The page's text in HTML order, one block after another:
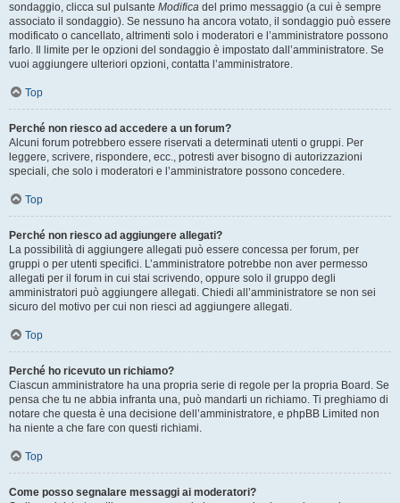
sondaggio, clicca sul pulsante Modifica del primo messaggio (a cui è sempre
associato il sondaggio). Se nessuno ha ancora votato, il sondaggio può essere
modificato o cancellato, altrimenti solo i moderatori e l’amministratore possono
farlo. Il limite per le opzioni del sondaggio è impostato dall’amministratore. Se
vuoi aggiungere ulteriori opzioni, contatta l’amministratore.
Top
Perché non riesco ad accedere a un forum?
Alcuni forum potrebbero essere riservati a determinati utenti o gruppi. Per
leggere, scrivere, rispondere, ecc., potresti aver bisogno di autorizzazioni
speciali, che solo i moderatori e l’amministratore possono concedere.
Top
Perché non riesco ad aggiungere allegati?
La possibilità di aggiungere allegati può essere concessa per forum, per
gruppi o per utenti specifici. L’amministratore potrebbe non aver permesso
allegati per il forum in cui stai scrivendo, oppure solo il gruppo degli
amministratori può aggiungere allegati. Chiedi all’amministratore se non sei
sicuro del motivo per cui non riesci ad aggiungere allegati.
Top
Perché ho ricevuto un richiamo?
Ciascun amministratore ha una propria serie di regole per la propria Board. Se
pensa che tu ne abbia infranta una, può mandarti un richiamo. Ti preghiamo di
notare che questa è una decisione dell’amministratore, e phpBB Limited non
ha niente a che fare con questi richiami.
Top
Come posso segnalare messaggi ai moderatori?